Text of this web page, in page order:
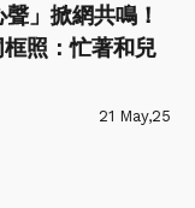
」掀網共鳴！
照：忙著和兒
21 May,25